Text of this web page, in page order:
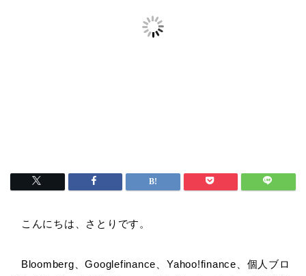
こんにちは、さとりです。
Bloomberg、Googlefinance、Yahoo!finance、個人ブロ